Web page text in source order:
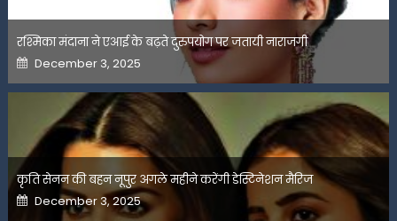
रश्मिका मंदाना ने एआई के बढ़ते दुरुपयोग पर जतायी नाराजगी
Posted
on
December 3, 2025
कृति सेनन की बहन नूपुर अगले महीने करेंगी डेस्टिनेशन मैरिज
Posted
on
December 3, 2025